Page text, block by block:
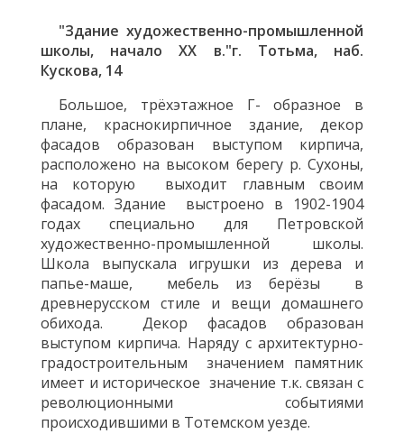
"Здание художественно-промышленной
школы, началоXX в."г. Тотьма, наб.
Кускова, 14
Большое, трёхэтажное Г- образное в
плане, краснокирпичное здание, декор
фасадов образован выступом кирпича,
расположено на высоком берегу р. Сухоны,
на которую выходит главным своим
фасадом. Здание выстроено в 1902-1904
годах специально для Петровской
художественно-промышленной школы.
Школа выпускала игрушки из дерева и
папье-маше, мебель из берёзы в
древнерусском стиле и вещи домашнего
обихода. Декор фасадов образован
выступом кирпича. Наряду с архитектурно-
градостроительным значением памятник
имеет и историческое значение т.к. связан с
революционными событиями
происходившими в Тотемском уезде.